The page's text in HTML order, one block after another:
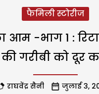
फैमिली स्टोरीज
आम -भाग 1 :
गरीबी को दूर
राघवेंद्र सैनी जुलाई 3,